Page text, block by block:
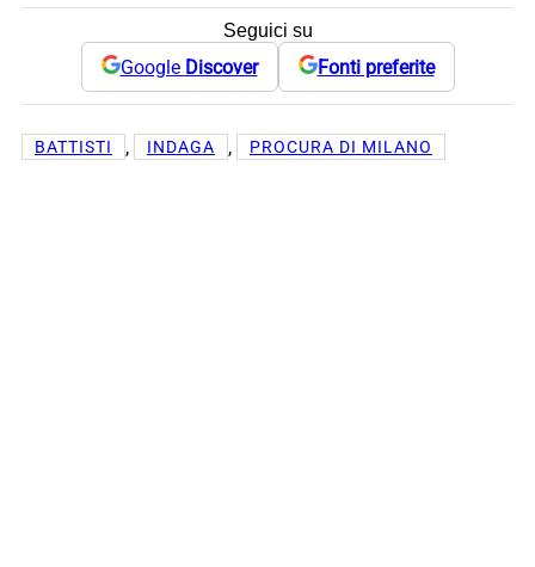
Seguici su
Google Discover Fonti preferite
BATTISTI , INDAGA , PROCURA DI MILANO